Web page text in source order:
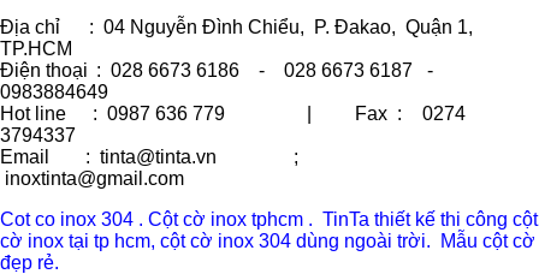
Địa chỉ
: 04 Nguyễn Đình Chiểu, P. Đakao, Quận 1,
TP.HCM
Điện thoại : 028 6673 6186 - 028 6673 6187 -
0983884649
Hot line
: 0987 636 779 | Fax :
0274
3794337
Email
: tinta@tinta.vn ;
inoxtinta@gmail.com
Cot co inox 304 . Cột cờ inox tphcm . TinTa thiết kế thi công cột
cờ inox tại tp hcm, cột cờ inox 304 dùng ngoài trời. Mẫu cột cờ
đẹp rẻ.